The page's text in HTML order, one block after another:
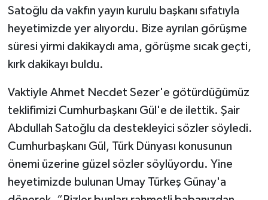
Satoğlu da vakfın yayın kurulu başkanı sıfatıyla
heyetimizde yer alıyordu. Bize ayrılan görüşme
süresi yirmi dakikaydı ama, görüşme sıcak geçti,
kırk dakikayı buldu.
Vaktiyle Ahmet Necdet Sezer'e götürdüğümüz
teklifimizi Cumhurbaşkanı Gül'e de ilettik. Şair
Abdullah Satoğlu da destekleyici sözler söyledi.
Cumhurbaşkanı Gül, Türk Dünyası konusunun
önemi üzerine güzel sözler söylüyordu. Yine
heyetimizde bulunan Umay Türkeş Günay'a